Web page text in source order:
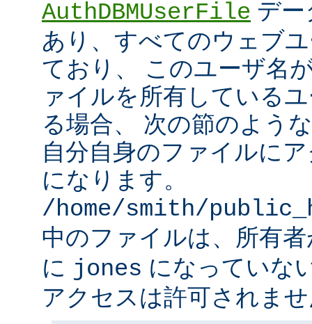
AuthDBMUserFile デ
あり、すべてのウェブ
ており、 このユーザ名
ァイルを所有している
る場合、 次の節のよう
自分自身のファイルに
になります。
/home/smith/
中のファイルは、所有
に jones になっていな
アクセスは許可されま